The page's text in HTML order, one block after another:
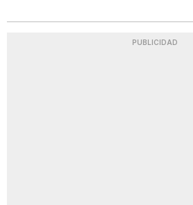
PUBLICIDAD